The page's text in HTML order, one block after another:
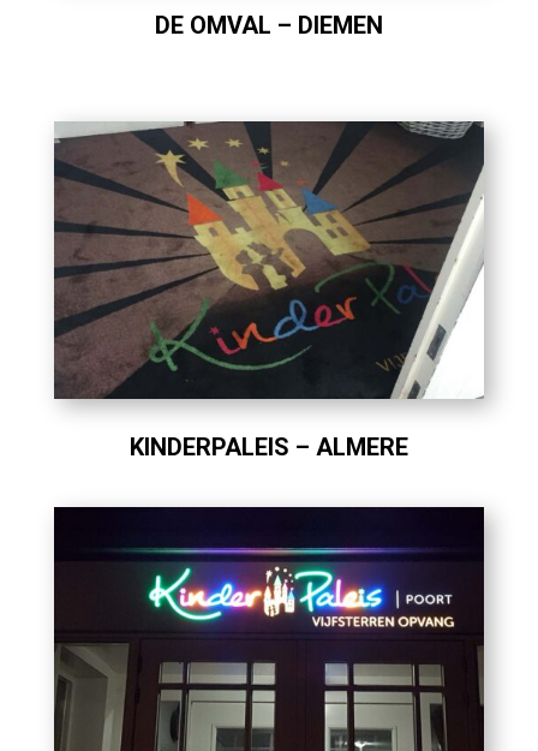
DE OMVAL – DIEMEN
KINDERPALEIS – ALMERE